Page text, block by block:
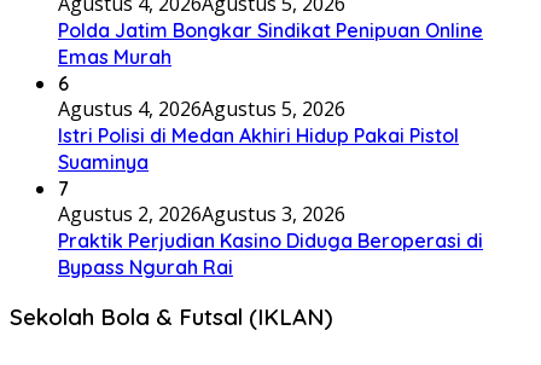
Polda Jatim Bongkar Sindikat Penipuan Online
Emas Murah
6
Agustus 4, 2026Agustus 5, 2026
Istri Polisi di Medan Akhiri Hidup Pakai Pistol
Suaminya
7
Agustus 2, 2026Agustus 3, 2026
Praktik Perjudian Kasino Diduga Beroperasi di
Bypass Ngurah Rai
Sekolah Bola & Futsal (IKLAN)